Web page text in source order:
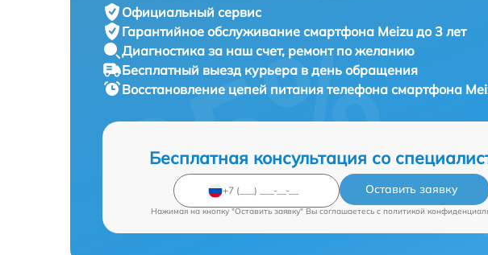
Официальный сервис
Гарантийное обслуживание смартфона Meizu до 3 лет
Диагностика за наш счет, ремонт по желанию
Бесплатный выезд курьера в день обращения
Восстановление цепей питания телефона смартфона
Бесплатная консультация со
Оставить заявку
Нажимая на кнопку "Оставить заявку" Вы соглашаетесь c политикой